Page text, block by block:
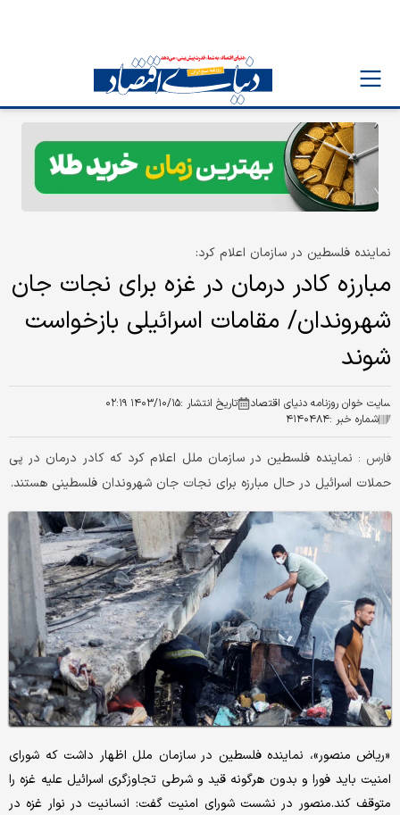
نماینده فلسطین در سازمان اعلام کرد:
مبارزه کادر درمان در غزه برای نجات جان
شهروندان/ مقامات اسرائیلی بازخواست
شوند
سایت خوان روزنامه دنیای اقتصاد تاریخ انتشار :۱۴۰۳/۱۰/۱۵ ۰۲:۱۹
شماره خبر :۴۱۴۰۴۸۴
فارس : نماینده فلسطین در سازمان ملل اعلام کرد که کادر درمان در پی
حملات اسرائیل در حال مبارزه برای نجات جان شهروندان فلسطینی هستند.
«ریاض منصور»، نماینده فلسطین در سازمان ملل اظهار داشت که شورای
امنیت باید فورا و بدون هرگونه قید و شرطی تجاوزگری اسرائیل علیه غزه را
متوقف کند.منصور در نشست شورای امنیت گفت: انسانیت در نوار غزه در